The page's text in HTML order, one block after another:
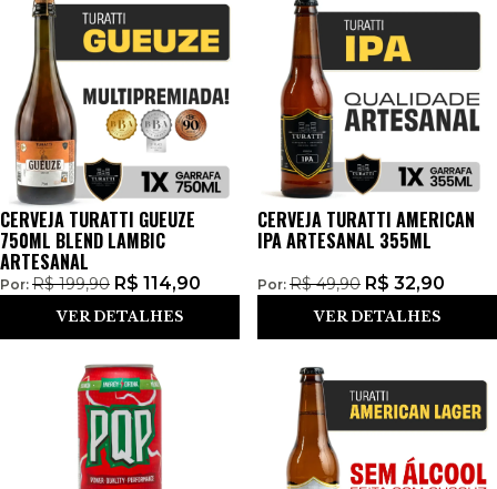
CERVEJA TURATTI GUEUZE
750ML BLEND LAMBIC
ARTESANAL
Por: R$199,90 R$ 114,90
VER DETALHES
CERVEJA TURATTI AMERICAN
IPA ARTESANAL 355ML
Por: R$49,90 R$ 32,90
VER DETALHES